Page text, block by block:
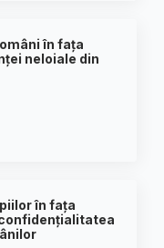
în fața
neloiale din
în fața